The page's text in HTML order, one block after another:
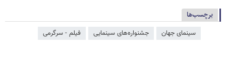
برچسب‌ها
سینمای جهان جشنواره‌های سینمایی فیلم - سرگرمی